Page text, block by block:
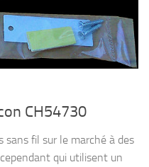
CH54730
sans fil sur le marché à des
qui utilisent un